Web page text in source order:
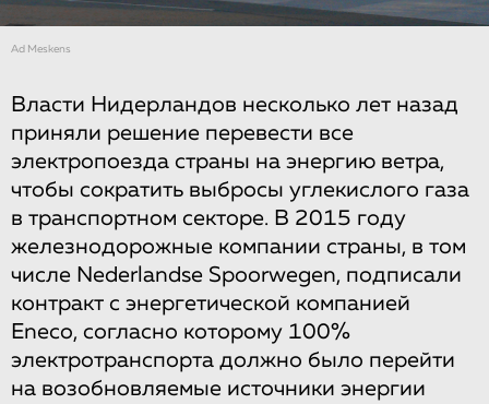
Ad Meskens
Власти Нидерландов несколько лет назад
приняли решение перевести все
электропоезда страны на энергию ветра,
чтобы сократить выбросы углекислого газа
в транспортном секторе. В 2015 году
железнодорожные компании страны, в том
числе Nederlandse Spoorwegen, подписали
контракт с энергетической компанией
Eneco, согласно которому 100%
электротранспорта должно было перейти
на возобновляемые источники энергии